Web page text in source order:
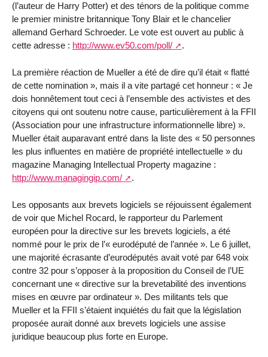
(l’auteur de Harry Potter) et des ténors de la politique comme
le premier ministre britannique Tony Blair et le chancelier
allemand Gerhard Schroeder. Le vote est ouvert au public à
cette adresse : http://www.ev50.com/poll/ .
La première réaction de Mueller a été de dire qu’il était « flatté
de cette nomination », mais il a vite partagé cet honneur : « Je
dois honnêtement tout ceci à l’ensemble des activistes et des
citoyens qui ont soutenu notre cause, particulièrement à la FFII
(Association pour une infrastructure informationnelle libre) ».
Mueller était auparavant entré dans la liste des « 50 personnes
les plus influentes en matière de propriété intellectuelle » du
magazine Managing Intellectual Property magazine :
http://www.managingip.com/
.
Les opposants aux brevets logiciels se réjouissent également
de voir que Michel Rocard, le rapporteur du Parlement
européen pour la directive sur les brevets logiciels, a été
nommé pour le prix de l’« eurodéputé de l’année ». Le 6 juillet,
une majorité écrasante d’eurodéputés avait voté par 648 voix
contre 32 pour s’opposer à la proposition du Conseil de l’UE
concernant une « directive sur la brevetabilité des inventions
mises en œuvre par ordinateur ». Des militants tels que
Mueller et la FFII s’étaient inquiétés du fait que la législation
proposée aurait donné aux brevets logiciels une assise
juridique beaucoup plus forte en Europe.